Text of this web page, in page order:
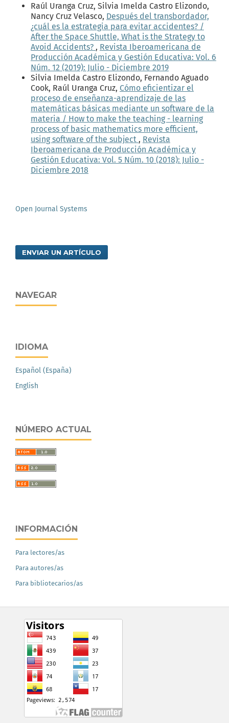
Raúl Uranga Cruz, Silvia Imelda Castro Elizondo,
Nancy Cruz Velasco, Después del transbordador,
¿cuál es la estrategia para evitar accidentes? /
After the Space Shuttle, What is the Strategy to
Avoid Accidents? , Revista Iberoamericana de
Producción Académica y Gestión Educativa: Vol. 6
Núm. 12 (2019): Julio - Diciembre 2019
Silvia Imelda Castro Elizondo, Fernando Aguado
Cook, Raúl Uranga Cruz, Cómo eficientizar el
proceso de enseñanza-aprendizaje de las
matemáticas básicas mediante un software de la
materia / How to make the teaching - learning
process of basic mathematics more efficient,
using software of the subject , Revista
Iberoamericana de Producción Académica y
Gestión Educativa: Vol. 5 Núm. 10 (2018): Julio -
Diciembre 2018
Open Journal Systems
ENVIAR UN ARTÍCULO
NAVEGAR
IDIOMA
Español (España)
English
NÚMERO ACTUAL
INFORMACIÓN
Para lectores/as
Para autores/as
Para bibliotecarios/as